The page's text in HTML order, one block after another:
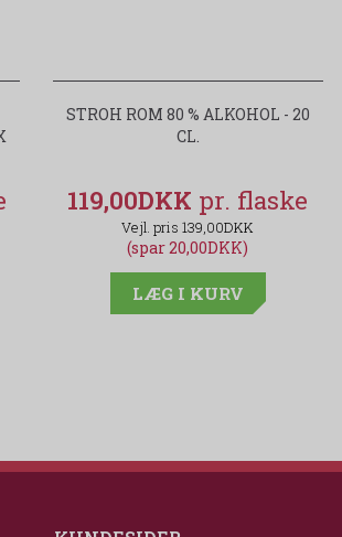
STROH ROM 80 % ALKOHOL - 20
CL.
119,00DKK
139,00DKK
(spar 20,00DKK)
LÆG I KURV